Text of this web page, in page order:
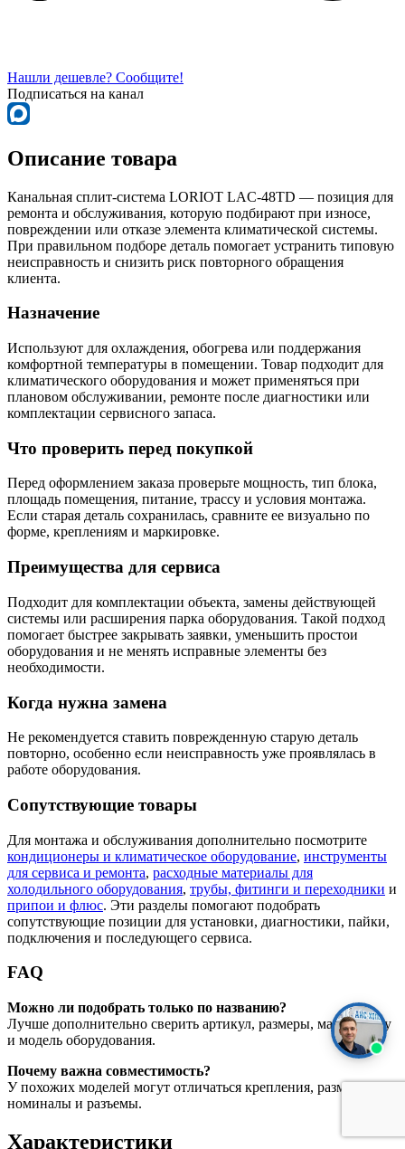
Нашли дешевле? Сообщите!
Подписаться на канал
Описание товара
Канальная сплит-система LORIOT LAC-48TD — позиция для
ремонта и обслуживания, которую подбирают при износе,
повреждении или отказе элемента климатической системы.
При правильном подборе деталь помогает устранить типовую
неисправность и снизить риск повторного обращения
клиента.
Назначение
Используют для охлаждения, обогрева или поддержания
комфортной температуры в помещении. Товар подходит для
климатического оборудования и может применяться при
плановом обслуживании, ремонте после диагностики или
комплектации сервисного запаса.
Что проверить перед покупкой
Перед оформлением заказа проверьте мощность, тип блока,
площадь помещения, питание, трассу и условия монтажа.
Если старая деталь сохранилась, сравните ее визуально по
форме, креплениям и маркировке.
Преимущества для сервиса
Подходит для комплектации объекта, замены действующей
системы или расширения парка оборудования. Такой подход
помогает быстрее закрывать заявки, уменьшить простои
оборудования и не менять исправные элементы без
необходимости.
Когда нужна замена
Не рекомендуется ставить поврежденную старую деталь
повторно, особенно если неисправность уже проявлялась в
работе оборудования.
Сопутствующие товары
Для монтажа и обслуживания дополнительно посмотрите
кондиционеры и климатическое оборудование, инструменты
для сервиса и ремонта, расходные материалы для
холодильного оборудования, трубы, фитинги и переходники и
припои и флюс. Эти разделы помогают подобрать
сопутствующие позиции для установки, диагностики, пайки,
подключения и последующего сервиса.
FAQ
Можно ли подобрать только по названию?
Лучше дополнительно сверить артикул, размеры, маркировку
и модель оборудования.
Почему важна совместимость?
У похожих моделей могут отличаться крепления, размеры,
номиналы и разъемы.
Характеристики